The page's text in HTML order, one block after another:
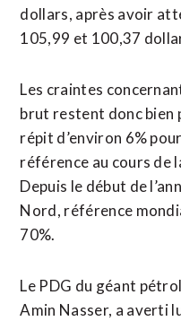
dollars, après avoir
105,99 et 100,37
Les craintes
brut restent donc bien
répit d’environ 6%
référence au cours de
Depuis le début de
Nord, référence
70%.
Le ​PDG du géant
Amin Nasser, a averti